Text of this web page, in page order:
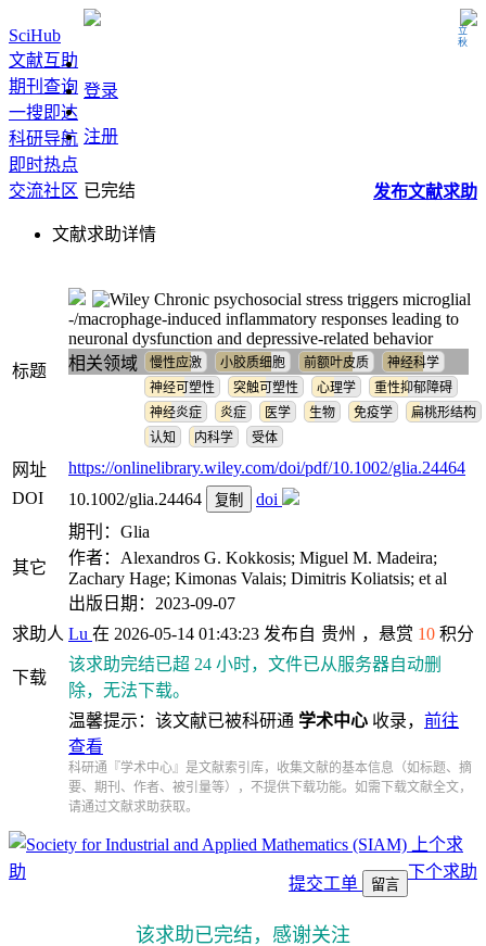
立秋
SciHub
文献互助
期刊查询
一搜即达
科研导航
即时热点
交流社区
登录
注册
发布文献求助
已完结
文献求助详情
标题
Chronic psychosocial stress triggers microglial
‐/macrophage‐induced inflammatory responses leading to
neuronal dysfunction and depressive‐related behavior
相关领域
慢性应激 小胶质细胞 前额叶皮质
神经科学
神经可塑性
突触可塑性 心理学
重性抑郁障碍
神经炎症
炎症 医学 生物 免疫学
扁桃形结构
认知
内科学 受体
网址
https://onlinelibrary.wiley.com/doi/pdf/10.1002/glia.24464
DOI
10.1002/glia.24464 复制 doi
其它
期刊：Glia
作者：Alexandros G. Kokkosis; Miguel M. Madeira;
Zachary Hage; Kimonas Valais; Dimitris Koliatsis; et al
出版日期：2023-09-07
求助人 Lu 在 2026-05-14 01:43:23 发布自 贵州 ，悬赏 10 积分
下载
该求助完结已超 24 小时，文件已从服务器自动删
除，无法下载。
温馨提示：该文献已被科研通 学术中心 收录， 前往
查看
科研通『学术中心』是文献索引库，收集文献的基本信息（如标题、摘
要、期刊、作者、被引量等），不提供下载功能。如需下载文献全文，
请通过文献求助获取。
上个求
助
下个求助
提交工单 留言
该求助已完结，感谢关注